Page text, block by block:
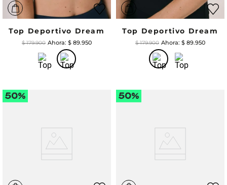
Top Deportivo Dream
$ 179.900 $ 89.950
Top Deportivo Dream
$ 179.900 $ 89.950